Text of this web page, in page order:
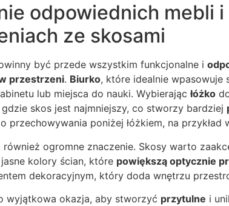
odpowiednich mebli
ze skosami
być przede wszystkim funkcjonalne i
przestrzeni. Biurko, które idealnie wpasowuje
lub miejsca do nauki. Wybierającłóżko
skos jest najmniejszy, co stworzy bardziej
przechowywania poniżej łóżkiem, na przykład
również ogromne znaczenie. Skosy warto
kolory ścian, które powiększą optycznie
dekoracyjnym, który doda wnętrzu
wyjątkowa okazja, aby stworzyć przytulne i